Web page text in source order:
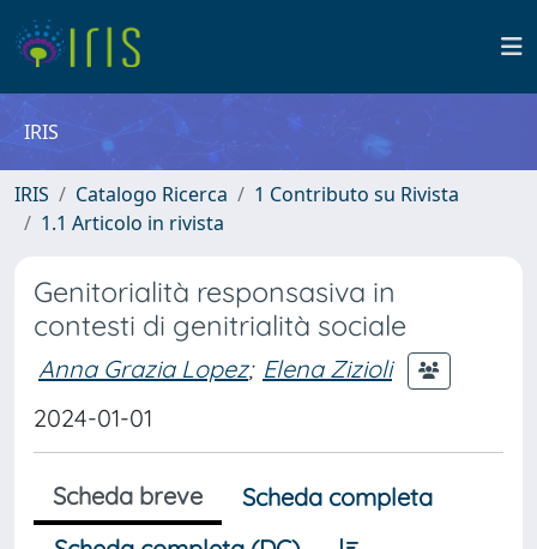
IRIS
IRIS Catalogo Ricerca
1 Contributo su Rivista
1.1 Articolo in rivista
Genitorialità responsasiva in
contesti di genitrialità sociale
Anna Grazia Lopez; Elena Zizioli
2024-01-01
Scheda breve
Scheda completa